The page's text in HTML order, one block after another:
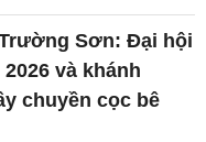
Sơn: Đại hội
và khánh
chuyền cọc bê